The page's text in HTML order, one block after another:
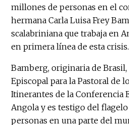
millones de personas en el
hermana Carla Luisa Frey
scalabriniana que trabaja en
en primera línea de esta crisis.
Bamberg, originaria de
Episcopal para la Pastoral de
Itinerantes de la Conferencia
Angola y es testigo del
personas en una parte del